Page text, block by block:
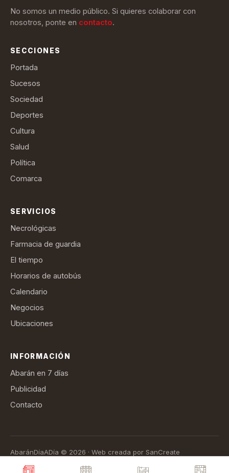
No somos un medio público. Si quieres colaborar con
nosotros, ponte en contacto.
SECCIONES
Portada
Sucesos
Sociedad
Deportes
Cultura
Salud
Política
Comarca
SERVICIOS
Necrológicas
Farmacia de guardia
El tiempo
Horarios de autobús
Calendario
Negocios
Ubicaciones
INFORMACIÓN
Abarán en 7 días
Publicidad
Contacto
AbaránDíaADía © 2026 · Web creada por SanCreate